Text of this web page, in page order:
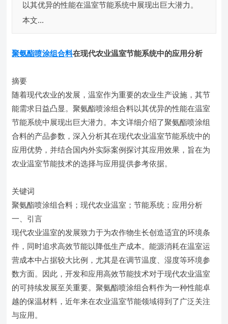
以其优异的性能在温室节能系统中展现出巨大潜力。
本文...
聚氨酯喷涂组合料在现代农业温室节能系统中的应用分析​
摘要
随着现代农业的发展，温室作为重要的农业生产设施，其节
能需求日益凸显。聚氨酯喷涂组合料以其优异的性能在温室
节能系统中展现出巨大潜力。本文详细介绍了聚氨酯喷涂组
合料的产品参数，深入分析其在现代农业温室节能系统中的
应用优势，并结合国内外实际案例探讨其应用效果，旨在为
农业温室节能技术的选择与应用提供参考依据。
关键词
聚氨酯喷涂组合料；现代农业温室；节能系统；应用分析
一、引言
现代农业温室的发展致力于为农作物生长创造适宜的环境条
件，同时追求高效节能以降低生产成本。能源消耗在温室运
营成本中占据较大比例，尤其是在调节温度、湿度等环境参
数方面。因此，开发和应用高效节能技术对于现代农业温室
的可持续发展至关重要。聚氨酯喷涂组合料作为一种性能卓
越的保温材料，近年来在农业温室节能领域得到了广泛关注
与应用。